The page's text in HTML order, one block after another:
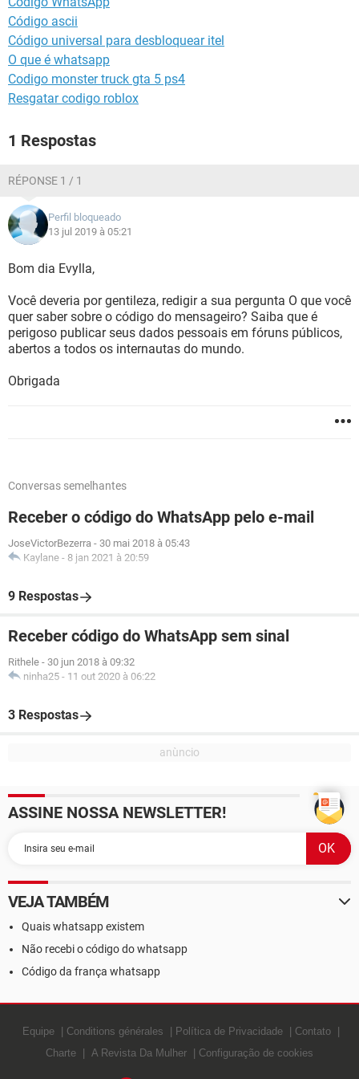
GUIA DE COMPRAS
Código ascii
Código universal para desbloquear itel
O que é whatsapp
Codigo monster truck gta 5 ps4
Resgatar codigo roblox
1 Respostas
RÉPONSE 1 / 1
Perfil bloqueado
13 jul 2019 à 05:21
Bom dia Evylla,
Você deveria por gentileza, redigir a sua pergunta O que você
quer saber sobre o código do mensageiro? Saiba que é
perigoso publicar seus dados pessoais em fóruns públicos,
abertos a todos os internautas do mundo.
Obrigada
Conversas semelhantes
Receber o código do WhatsApp pelo e-mail
JoseVictorBezerra - 30 mai 2018 à 05:43
Kaylane - 8 jan 2021 à 20:59
9 Respostas
Receber código do WhatsApp sem sinal
Rithele - 30 jun 2018 à 09:32
ninha25 - 11 out 2020 à 06:22
3 Respostas
ASSINE NOSSA NEWSLETTER!
VEJA TAMBÉM
Quais whatsapp existem
Não recebi o código do whatsapp
Código da frança whatsapp
Equipe Conditions générales Política de Privacidade
Contato
Charte
A Revista Da Mulher Configuração de cookies